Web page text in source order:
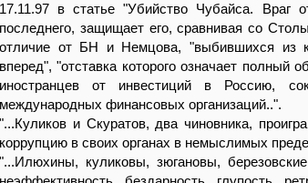
17.11.97 в статье "Убийство Чубайса. Враг
последнего, защищает его, сравнивая со
отличие от БН и Немцова, "выбившихся из
вперед", "отставка которого означает полный
иностранцев от инвестиций в Россию,
международных финансовых организаций..".
"...Куликов и Скуратов, два чиновника,
коррупцию в своих органах в немыслимых
"...Илюхины, куликовы, зюгановы,